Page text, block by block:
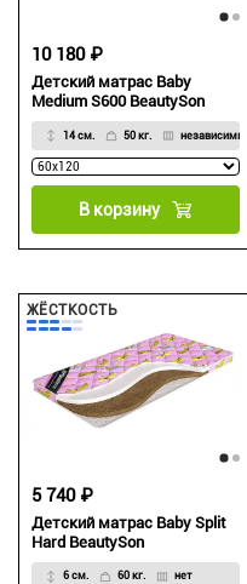
Детский матрас Baby
Medium S600 BeautySon
14 см. 50 кг. независимый
10 180 ₽
В корзину
ЖЁСТКОСТЬ
Детский матрас Baby Split
Hard BeautySon
6 см. 60 кг. нет
5 740 ₽